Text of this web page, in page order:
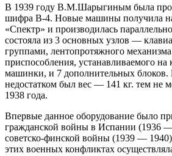
В 1939 году В.М.Шарыгиным была
шифра В-4. Новые машины получила
«Спектр» и производилась
состояла из 3 основных узлов —
группами, лентопротяжного
приспособления, устанавливаемого
машинки, и 7 дополнительных блоков.
недостатком был вес — 141 кг. тем не
1938 года.
Впервые данное оборудование было
гражданской войны в Испании (1936
советско-финской войны (1939 —
этих военных конфликтах